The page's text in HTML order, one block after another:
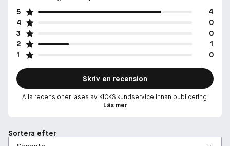
5
4
4
0
3
0
2
1
1
0
Skriv en recension
Alla recensioner läses av KICKS kundservice innan publicering.
Läs mer
Sortera efter